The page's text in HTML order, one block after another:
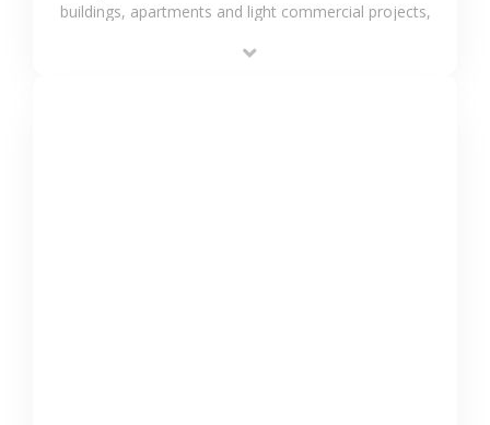
buildings, apartments and light commercial projects,
surveillance solutions.